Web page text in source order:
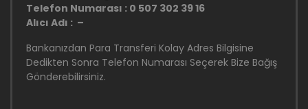
Telefon Numarası : 0 507 302 39 16
Alıcı Adı : –
Bankanızdan Para Transferi Kolay Adres Bilgisine
Dedikten Sonra Telefon Numarası Seçerek Bize Bağış
Gönderebilirsiniz.